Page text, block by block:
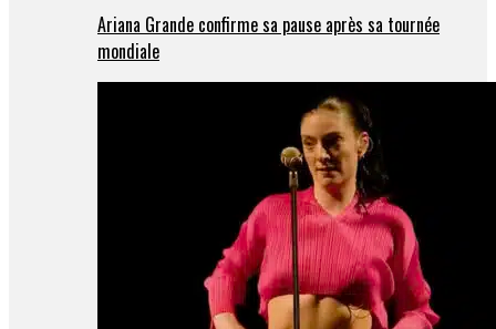
Ariana Grande confirme sa pause après sa tournée
mondiale